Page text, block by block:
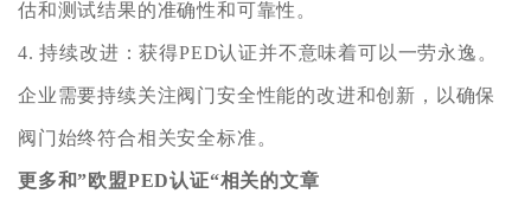
估和测试结果的准确性和可靠性。
4. 持续改进：获得PED认证并不意味着可以一劳永逸。
企业需要持续关注阀门安全性能的改进和创新，以确保
阀门始终符合相关安全标准。
更多和”欧盟PED认证“相关的文章